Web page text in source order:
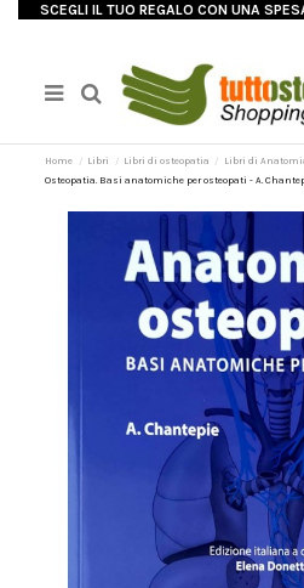
SCEGLI IL TUO REGALO CON UNA
Home Libri Libri di osteopatia Libri di
Osteopatia. Basi anatomiche per osteopati - A.